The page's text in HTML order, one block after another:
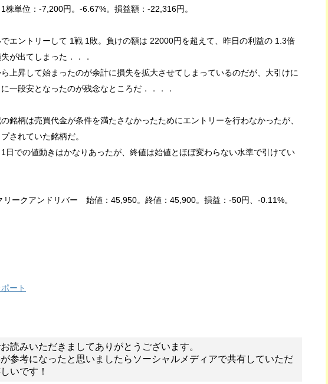
株単位：-7,200円。-6.67%。損益額：-22,316円。
エントリーして 1戦 1敗。負けの額は 22000円を超えて、昨日の利益の 1.3倍
が出てしまった．．．
上昇して始まったのが余計に損失を拡大させてしまっているのだが、大引けに
一段安となったのが残念なところだ．．．．
銘柄は売買代金が条件を満たさなかったためにエントリーを行わなかったが、
されていた銘柄だ。
日での値動きはかなりあったが、終値は始値とほぼ変わらない水準で引けてい
ークアンドリバー 始値：45,950。終値：45,900。損益：-50円、-0.11%。
ート
読みいただきましてありがとうございます。
参考になったと思いましたらソーシャルメディアで共有していただ
いです！